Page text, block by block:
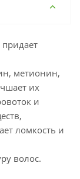
метионин,
их
и
ломкость и
волос.